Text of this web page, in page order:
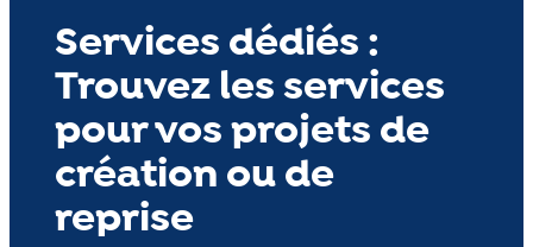
Services dédiés :
Trouvez les services
pour vos projets de
création ou de
reprise